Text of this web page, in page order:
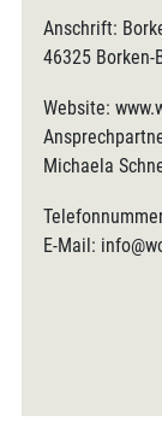
Anschrift:
46325 Borken-
Website:
Michaela
E-Mail: